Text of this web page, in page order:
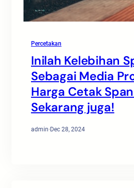
Percetakan
Inilah Kelebihan
Sebagai Media
Harga Cetak
Sekarang juga!
admin·Dec 28, 2024